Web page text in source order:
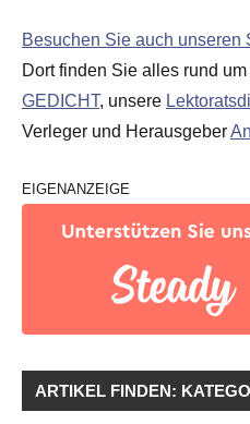
Besuchen Sie auch unseren
Dort finden Sie alles rund
GEDICHT, unsere
Verleger und Herausgeber
EIGENANZEIGE
ARTIKEL FINDEN: